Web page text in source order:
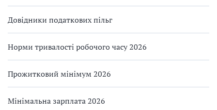
Довідники податкових пільг
Норми тривалості робочого часу 2026
Прожитковий мінімум 2026
Мінімальна зарплата 2026